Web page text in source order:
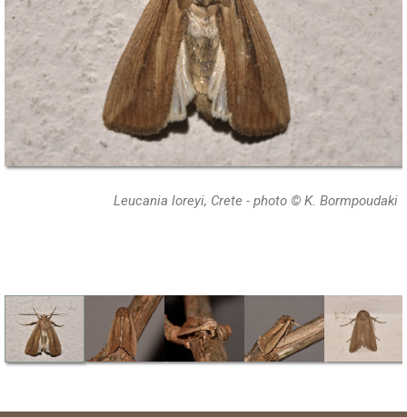
Leucania loreyi, Crete - photo © K. Bormpoudaki